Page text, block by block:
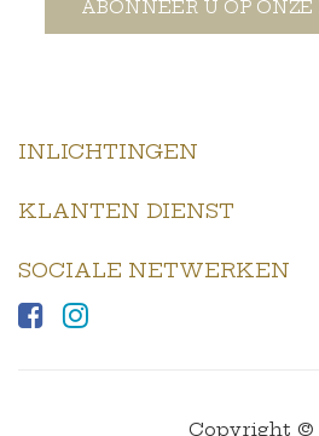
ABONNEER U OP
INLICHTINGEN
KLANTEN DIENST
SOCIALE NETWERKEN
Copyright ©